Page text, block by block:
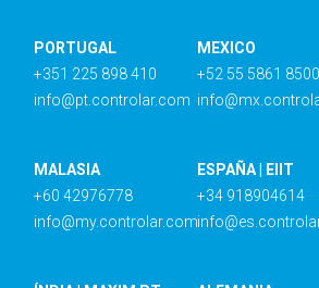
PORTUGAL
+351 225 898 410
info@pt.controlar.com
MEXICO
+52 55 5861 8500
MALASIA
+60 42976778
info@my.controlar.com
ESPAÑA | EIIT
+34 918904614